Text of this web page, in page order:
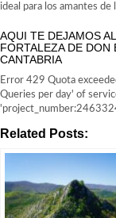
ideal para los amantes
AQUI TE DEJAMOS
FORTALEZA DE DON
CANTABRIA
Error 429 Quota
Queries per day' of
Related Posts: